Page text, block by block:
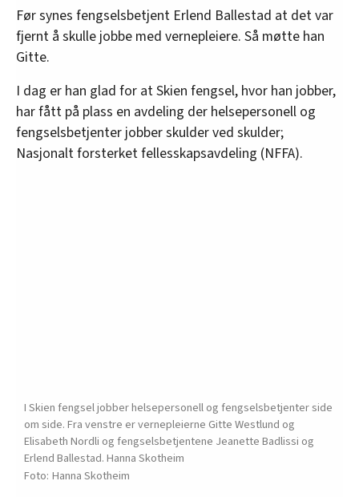
Før synes fengselsbetjent Erlend Ballestad at det var
fjernt å skulle jobbe med vernepleiere. Så møtte han
Gitte.
I dag er han glad for at Skien fengsel, hvor han jobber,
har fått på plass en avdeling der helsepersonell og
fengselsbetjenter jobber skulder ved skulder;
Nasjonalt forsterket fellesskapsavdeling (NFFA).
I Skien fengsel jobber helsepersonell og fengselsbetjenter side
om side. Fra venstre er vernepleierne Gitte Westlund og
Elisabeth Nordli og fengselsbetjentene Jeanette Badlissi og
Erlend Ballestad. Hanna Skotheim
Hanna Skotheim